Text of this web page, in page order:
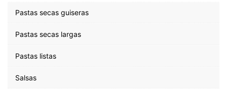
Pastas secas guiseras
Pastas secas largas
Pastas listas
Salsas